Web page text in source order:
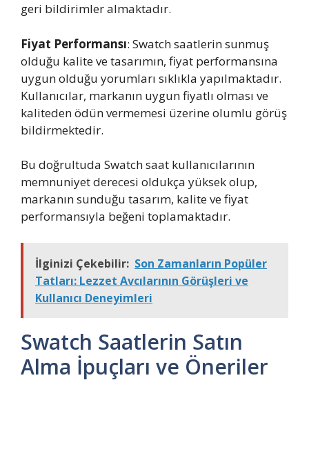
geri bildirimler almaktadır.
Fiyat Performansı: Swatch saatlerin sunmuş
olduğu kalite ve tasarımın, fiyat performansına
uygun olduğu yorumları sıklıkla yapılmaktadır.
Kullanıcılar, markanın uygun fiyatlı olması ve
kaliteden ödün vermemesi üzerine olumlu görüş
bildirmektedir.
Bu doğrultuda Swatch saat kullanıcılarının
memnuniyet derecesi oldukça yüksek olup,
markanın sunduğu tasarım, kalite ve fiyat
performansıyla beğeni toplamaktadır.
İlginizi Çekebilir: Son Zamanların Popüler
Tatları: Lezzet Avcılarının Görüşleri ve
Kullanıcı Deneyimleri
Swatch Saatlerin Satın
Alma İpuçları ve Öneriler